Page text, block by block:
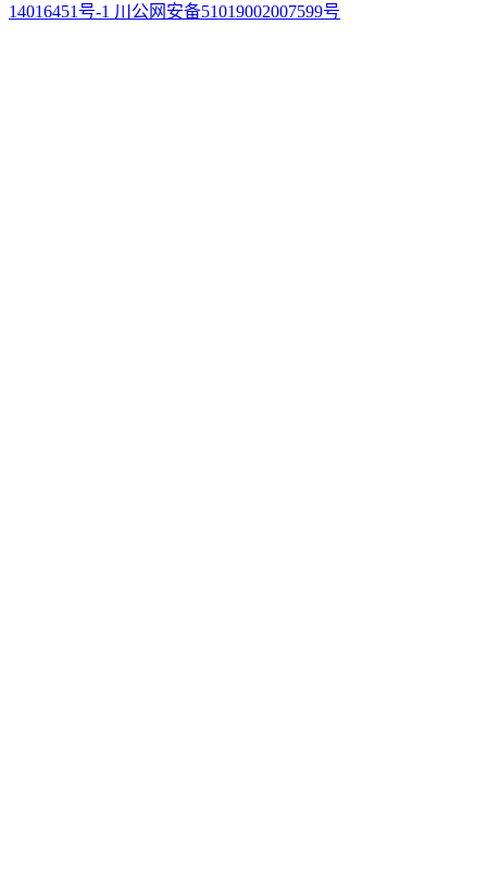
14016451号-1 川公网安备51019002007599号